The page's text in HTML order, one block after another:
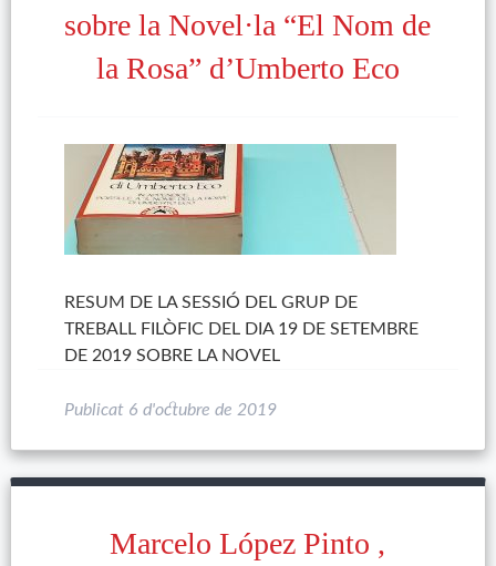
sobre la Novel·la “El Nom de
la Rosa” d’Umberto Eco
RESUM DE LA SESSIÓ DEL GRUP DE
TREBALL FILÒFIC DEL DIA 19 DE SETEMBRE
DE 2019 SOBRE LA NOVEL
Publicat 6 d'octubre de 2019
Marcelo López Pinto ,